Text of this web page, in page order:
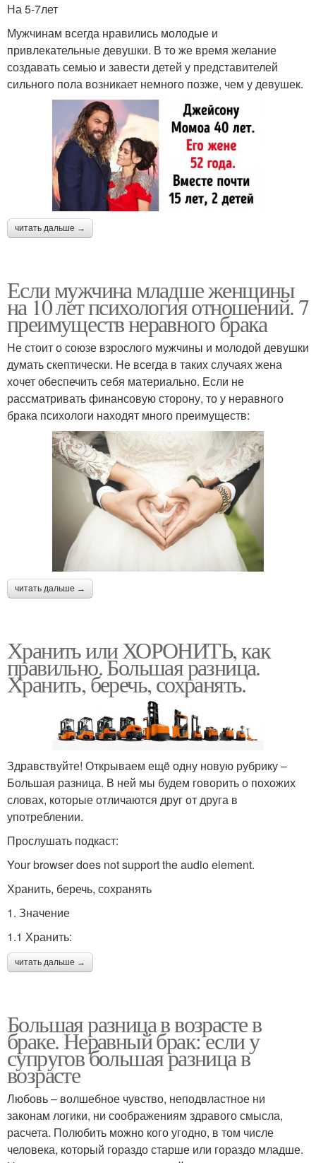
На 5-7лет
Мужчинам всегда нравились молодые и
привлекательные девушки. В то же время желание
создавать семью и завести детей у представителей
сильного пола возникает немного позже, чем у девушек.
читать дальше →
Если мужчина младше женщины
на 10 лет психология отношений. 7
преимуществ неравного брака
Не стоит о союзе взрослого мужчины и молодой девушки
думать скептически. Не всегда в таких случаях жена
хочет обеспечить себя материально. Если не
рассматривать финансовую сторону, то у неравного
брака психологи находят много преимуществ:
читать дальше →
Хранить или ХОРОНИТЬ, как
правильно. Большая разница.
Хранить, беречь, сохранять.
Здравствуйте! Открываем ещë одну новую рубрику –
Большая разница. В ней мы будем говорить о похожих
словах, которые отличаются друг от друга в
употреблении.
Прослушать подкаст:
Your browser does not support the audio element.
Хранить, беречь, сохранять
1. Значение
1.1 Хранить:
читать дальше →
Большая разница в возрасте в
браке. Неравный брак: если у
супругов большая разница в
возрасте
Любовь – волшебное чувство, неподвластное ни
законам логики, ни соображениям здравого смысла,
расчета. Полюбить можно кого угодно, в том числе
человека, который гораздо старше или гораздо младше.